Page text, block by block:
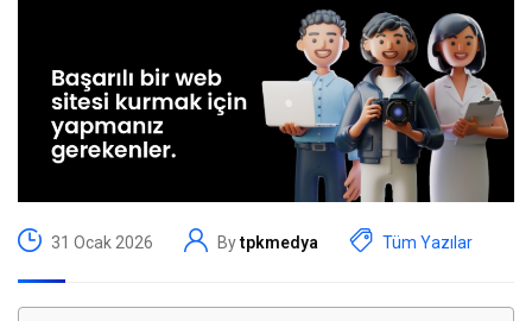
31 Ocak 2026 Bytpkmedya Tüm Yazılar